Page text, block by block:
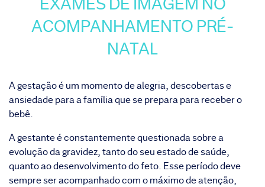
ACOMPANHAMENTO PRÉ-
NATAL
A gestação é um momento de alegria, descobertas e
ansiedade para a família que se prepara para receber o
bebê.
A gestante é constantemente questionada sobre a
evolução da gravidez, tanto do seu estado de saúde,
quanto ao desenvolvimento do feto. Esse período deve
sempre ser acompanhado com o máximo de atenção,